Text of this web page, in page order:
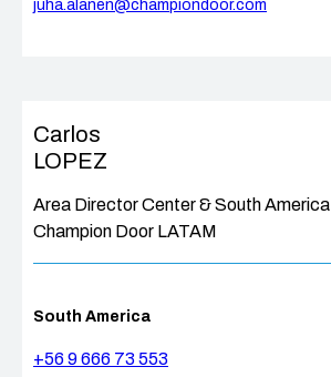
juha.alanen@championdoor.com
Carlos
LOPEZ
Area Director Center & South America
Champion Door LATAM
South America
+56 9 666 73 553